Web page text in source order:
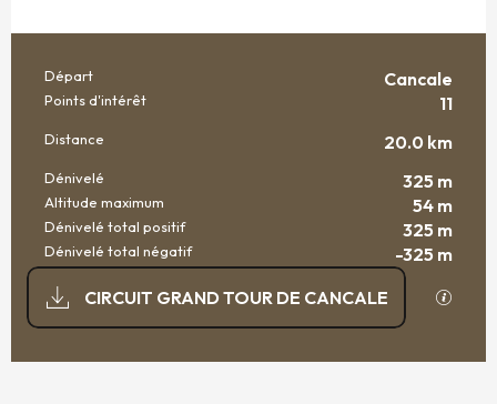
INFORMATIONS PRATIQUES
Départ Cancale
Points d'intérêt 11
Distance 20.0 km
Dénivelé 325 m
Altitude maximum 54 m
Dénivelé total positif 325 m
Dénivelé total négatif
-325 m
DOCUMENTATION
CIRCUIT GRAND TOUR DE CANCALE